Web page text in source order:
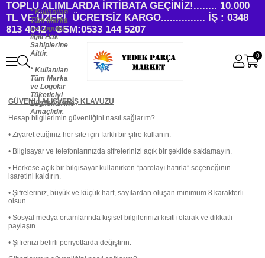
TOPLU ALIMLARDA İRTİBATA GEÇİNİZ!........ 10.000
TL VE ÜZERİ ÜCRETSİZ KARGO............... İŞ : 0348
813 4042 GSM:0533 144 5207
* Kullanılan
Tüm Marka
ve Logolar
İlgili Hak
Sahiplerine
Aittir.
* Kullanılan
Tüm Marka
ve Logolar
Tüketiciyi
Bilgilendirme
Amaçlıdır.
0
GÜVENLİ ALIŞVERİŞ KLAVUZU
Hesap bilgilerimin güvenliğini nasıl sağlarım?
• Ziyaret ettiğiniz her site için farklı bir şifre kullanın.
• Bilgisayar ve telefonlarınızda şifrelerinizi açık bir şekilde saklamayın.
• Herkese açık bir bilgisayar kullanırken “parolayı hatırla” seçeneğinin
işaretini kaldırın.
• Şifreleriniz, büyük ve küçük harf, sayılardan oluşan minimum 8 karakterli
olsun.
• Sosyal medya ortamlarında kişisel bilgilerinizi kısıtlı olarak ve dikkatli
paylaşın.
• Şifrenizi belirli periyotlarda değiştirin.